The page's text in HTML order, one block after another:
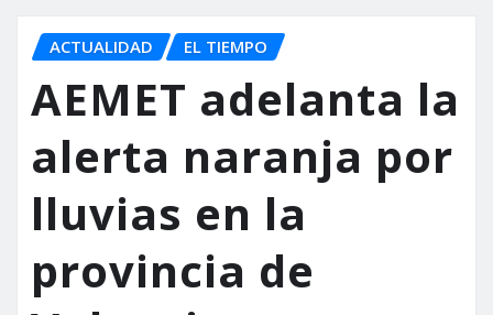
ACTUALIDAD EL TIEMPO
AEMET adelanta la
alerta naranja por
lluvias en la
provincia de